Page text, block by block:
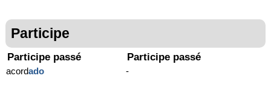
Participe
Participe passé
acordado
Participe passé
-